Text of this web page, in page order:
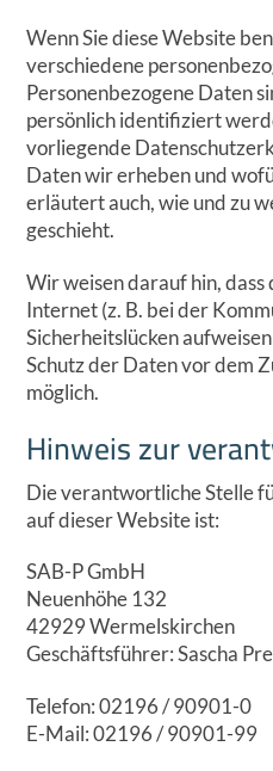
Wenn Sie diese Website
verschiedene
Personenbezogene Daten
persönlich identifiziert
vorliegende
Daten wir erheben und
erläutert auch, wie und zu
geschieht.
Wir weisen darauf hin,
Internet (z. B. bei der
Sicherheitslücken
Schutz der Daten vor dem
möglich.
Hinweis zur
Die verantwortliche Stelle
auf dieser Website ist:
SAB-P GmbH
Neuenhöhe 132
42929 Wermelskirchen
Geschäftsführer: Sascha
Telefon: 02196 / 90901-0
E-Mail: 02196 / 90901-99